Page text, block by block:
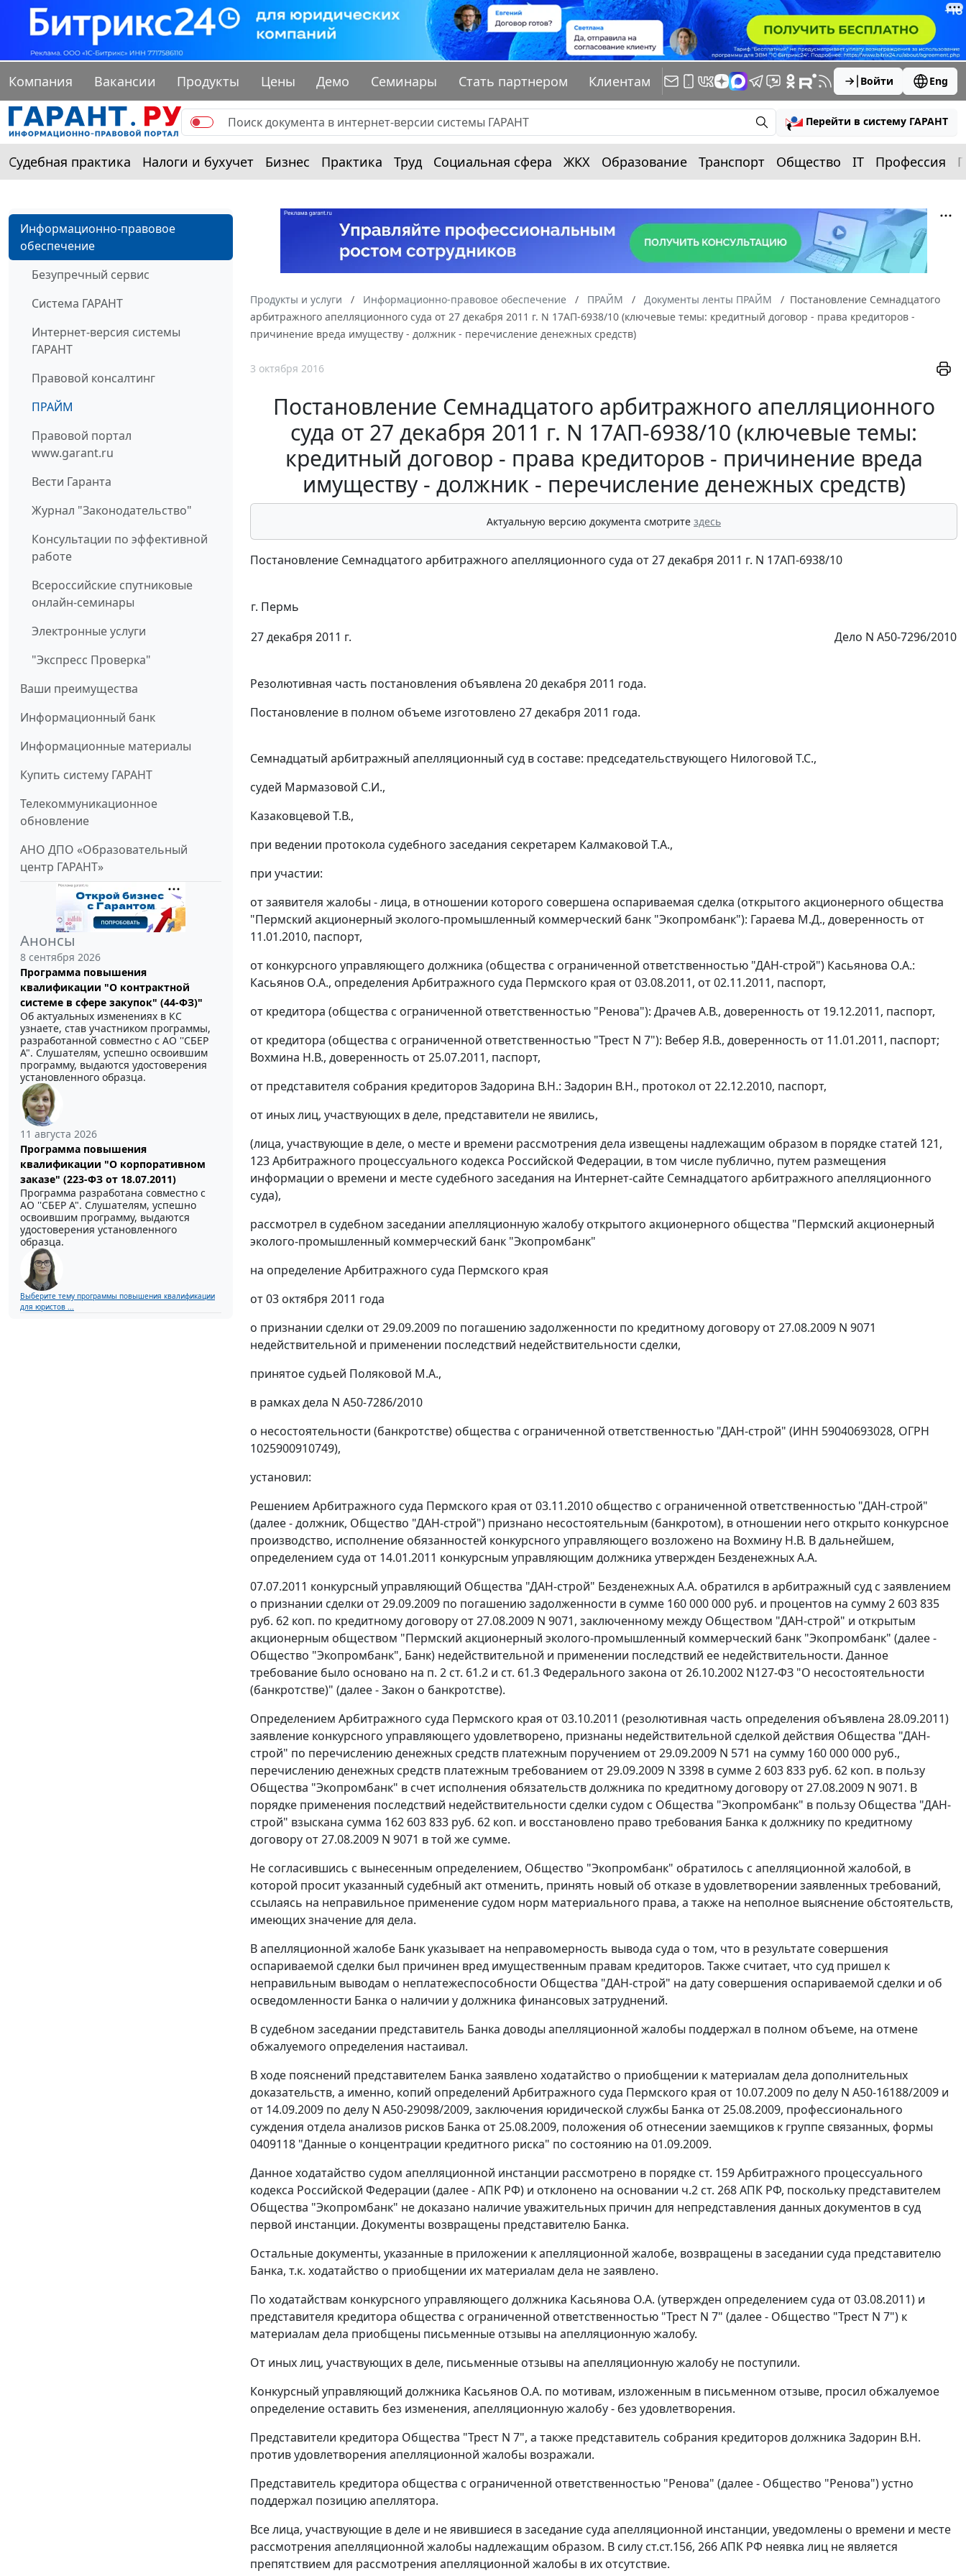
Компания Вакансии Продукты Цены Демо Семинары Стать партнером Клиентам Войти Eng
Перейти в систему ГАРАНТ
Судебная практика Налоги и бухучет Бизнес Практика Труд Социальная сфера ЖКХ Образование Транспорт Общество IT Профессия
Информационно-правовое
обеспечение
Безупречный сервис
Система ГАРАНТ
Интернет-версия системы
ГАРАНТ
Правовой консалтинг
ПРАЙМ
Правовой портал
www.garant.ru
Вести Гаранта
Журнал "Законодательство"
Консультации по эффективной
работе
Всероссийские спутниковые
онлайн-семинары
Электронные услуги
"Экспресс Проверка"
Ваши преимущества
Информационный банк
Информационные материалы
Купить систему ГАРАНТ
Телекоммуникационное
обновление
АНО ДПО «Образовательный
центр ГАРАНТ»
Анонсы
8 сентября 2026
Программа повышения
квалификации "О контрактной
системе в сфере закупок" (44-ФЗ)"
Об актуальных изменениях в КС
узнаете, став участником программы,
разработанной совместно с АО ''СБЕР
А". Слушателям, успешно освоившим
программу, выдаются удостоверения
установленного образца.
11 августа 2026
Программа повышения
квалификации "О корпоративном
заказе" (223-ФЗ от 18.07.2011)
Программа разработана совместно с
АО ''СБЕР А". Слушателям, успешно
освоившим программу, выдаются
удостоверения установленного
образца.
Выберите тему программы повышения квалификации
для юристов ...
Продукты и услуги Информационно-правовое обеспечение ПРАЙМ Документы ленты ПРАЙМ
Постановление Семнадцатого
арбитражного апелляционного суда от 27 декабря 2011 г. N 17АП-6938/10 (ключевые темы: кредитный договор - права кредиторов -
причинение вреда имуществу - должник - перечисление денежных средств)
3 октября 2016
Постановление Семнадцатого арбитражного апелляционного
суда от 27 декабря 2011 г. N 17АП-6938/10 (ключевые темы:
кредитный договор - права кредиторов - причинение вреда
имуществу - должник - перечисление денежных средств)
Актуальную версию документа смотрите здесь
Постановление Семнадцатого арбитражного апелляционного суда от 27 декабря 2011 г. N 17АП-6938/10
г. Пермь
27 декабря 2011 г.
Дело N А50-7296/2010
Резолютивная часть постановления объявлена 20 декабря 2011 года.
Постановление в полном объеме изготовлено 27 декабря 2011 года.
Семнадцатый арбитражный апелляционный суд в составе: председательствующего Нилоговой Т.С.,
судей Мармазовой С.И.,
Казаковцевой Т.В.,
при ведении протокола судебного заседания секретарем Калмаковой Т.А.,
при участии:
от заявителя жалобы - лица, в отношении которого совершена оспариваемая сделка (открытого акционерного общества
"Пермский акционерный эколого-промышленный коммерческий банк "Экопромбанк"): Гараева М.Д., доверенность от
11.01.2010, паспорт,
от конкурсного управляющего должника (общества с ограниченной ответственностью "ДАН-строй") Касьянова О.А.:
Касьянов О.А., определения Арбитражного суда Пермского края от 03.08.2011, от 02.11.2011, паспорт,
от кредитора (общества с ограниченной ответственностью "Ренова"): Драчев А.В., доверенность от 19.12.2011, паспорт,
от кредитора (общества с ограниченной ответственностью "Трест N 7"): Вебер Я.В., доверенность от 11.01.2011, паспорт;
Вохмина Н.В., доверенность от 25.07.2011, паспорт,
от представителя собрания кредиторов Задорина В.Н.: Задорин В.Н., протокол от 22.12.2010, паспорт,
от иных лиц, участвующих в деле, представители не явились,
(лица, участвующие в деле, о месте и времени рассмотрения дела извещены надлежащим образом в порядке статей 121,
123Арбитражного процессуального кодекса Российской Федерации, в том числе публично, путем размещения
информации о времени и месте судебного заседания на Интернет-сайте Семнадцатого арбитражного апелляционного
суда),
рассмотрел в судебном заседании апелляционную жалобу открытого акционерного общества "Пермский акционерный
эколого-промышленный коммерческий банк "Экопромбанк"
на определение Арбитражного суда Пермского края
от 03 октября 2011 года
о признании сделки от 29.09.2009 по погашению задолженности по кредитному договору от 27.08.2009 N 9071
недействительной и применении последствий недействительности сделки,
принятое судьей Поляковой М.А.,
в рамках дела N А50-7286/2010
о несостоятельности (банкротстве) общества с ограниченной ответственностью "ДАН-строй" (ИНН 59040693028, ОГРН
1025900910749),
установил:
Решением Арбитражного суда Пермского края от 03.11.2010 общество с ограниченной ответственностью "ДАН-строй"
(далее - должник, Общество "ДАН-строй") признано несостоятельным (банкротом), в отношении него открыто конкурсное
производство, исполнение обязанностей конкурсного управляющего возложено на Вохмину Н.В. В дальнейшем,
определением суда от 14.01.2011 конкурсным управляющим должника утвержден Безденежных А.А.
07.07.2011 конкурсный управляющий Общества "ДАН-строй" Безденежных А.А. обратился в арбитражный суд с заявлением
о признании сделки от 29.09.2009 по погашению задолженности в сумме 160 000 000 руб. и процентов на сумму 2 603 835
руб. 62 коп. по кредитному договору от 27.08.2009 N 9071, заключенному между Обществом "ДАН-строй" и открытым
акционерным обществом "Пермский акционерный эколого-промышленный коммерческий банк "Экопромбанк" (далее -
Общество "Экопромбанк", Банк) недействительной и применении последствий ее недействительности. Данное
требование было основано на п. 2 ст. 61.2 и ст. 61.3Федерального закона от 26.10.2002 N127-ФЗ "О несостоятельности
(банкротстве)" (далее -Закон о банкротстве).
Определением Арбитражного суда Пермского края от 03.10.2011 (резолютивная часть определения объявлена 28.09.2011)
заявление конкурсного управляющего удовлетворено, признаны недействительной сделкой действия Общества "ДАН-
строй" по перечислению денежных средств платежным поручением от 29.09.2009 N 571 на сумму 160 000 000 руб.,
перечислению денежных средств платежным требованием от 29.09.2009 N 3398 в сумме 2 603 833 руб. 62 коп. в пользу
Общества "Экопромбанк" в счет исполнения обязательств должника по кредитному договору от 27.08.2009 N 9071. В
порядке применения последствий недействительности сделки судом с Общества "Экопромбанк" в пользу Общества "ДАН-
строй" взыскана сумма 162 603 833 руб. 62 коп. и восстановлено право требования Банка к должнику по кредитному
договору от 27.08.2009 N 9071 в той же сумме.
Не согласившись с вынесенным определением, Общество "Экопромбанк" обратилось с апелляционной жалобой, в
которой просит указанный судебный акт отменить, принять новый об отказе в удовлетворении заявленных требований,
ссылаясь на неправильное применение судом норм материального права, а также на неполное выяснение обстоятельств,
имеющих значение для дела.
В апелляционной жалобе Банк указывает на неправомерность вывода суда о том, что в результате совершения
оспариваемой сделки был причинен вред имущественным правам кредиторов. Также считает, что суд пришел к
неправильным выводам о неплатежеспособности Общества "ДАН-строй" на дату совершения оспариваемой сделки и об
осведомленности Банка о наличии у должника финансовых затруднений.
В судебном заседании представитель Банка доводы апелляционной жалобы поддержал в полном объеме, на отмене
обжалуемого определения настаивал.
В ходе пояснений представителем Банка заявлено ходатайство о приобщении к материалам дела дополнительных
доказательств, а именно, копий определений Арбитражного суда Пермского края от 10.07.2009 по делу N А50-16188/2009 и
от 14.09.2009 по делу N А50-29098/2009, заключения юридической службы Банка от 25.08.2009, профессионального
суждения отдела анализов рисков Банка от 25.08.2009, положения об отнесении заемщиков к группе связанных, формы
0409118 "Данные о концентрации кредитного риска" по состоянию на 01.09.2009.
Данное ходатайство судом апелляционной инстанции рассмотрено в порядке ст. 159Арбитражного процессуального
кодекса Российской Федерации (далее - АПК РФ) и отклонено на основании ч.2 ст. 268АПК РФ, поскольку представителем
Общества "Экопромбанк" не доказано наличие уважительных причин для непредставления данных документов в суд
первой инстанции. Документы возвращены представителю Банка.
Остальные документы, указанные в приложении к апелляционной жалобе, возвращены в заседании суда представителю
Банка, т.к. ходатайство о приобщении их материалам дела не заявлено.
По ходатайствам конкурсного управляющего должника Касьянова О.А. (утвержден определением суда от 03.08.2011) и
представителя кредитора общества с ограниченной ответственностью "Трест N 7" (далее - Общество "Трест N 7") к
материалам дела приобщены письменные отзывы на апелляционную жалобу.
От иных лиц, участвующих в деле, письменные отзывы на апелляционную жалобу не поступили.
Конкурсный управляющий должника Касьянов О.А. по мотивам, изложенным в письменном отзыве, просил обжалуемое
определение оставить без изменения, апелляционную жалобу - без удовлетворения.
Представители кредитора Общества "Трест N 7", а также представитель собрания кредиторов должника Задорин В.Н.
против удовлетворения апелляционной жалобы возражали.
Представитель кредитора общества с ограниченной ответственностью "Ренова" (далее - Общество "Ренова") устно
поддержал позицию апеллятора.
Все лица, участвующие в деле и не явившиеся в заседание суда апелляционной инстанции, уведомлены о времени и месте
рассмотрения апелляционной жалобы надлежащим образом. В силу ст.ст.156, 266АПК РФ неявка лиц не является
препятствием для рассмотрения апелляционной жалобы в их отсутствие.